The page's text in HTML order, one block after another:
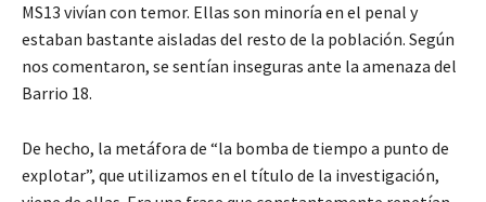
MS13 vivían con temor. Ellas son minoría en el penal y
estaban bastante aisladas del resto de la población. Según
nos comentaron, se sentían inseguras ante la amenaza del
Barrio 18.
De hecho, la metáfora de “la bomba de tiempo a punto de
explotar”, que utilizamos en el título de la investigación,